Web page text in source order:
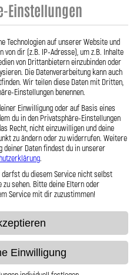
Anzeigen
Einstellungen
Technologien auf unserer Website und
von dir (z.B. IP-Adresse), um z.B. Inhalte
von Drittanbietern einzubinden oder
Die Datenverarbeitung kann auch
Wir teilen diese Daten mit Dritten,
Einstellungen benennen.
Einwilligung oder auf Basis eines
du in den Privatsphäre-Einstellungen
Recht, nicht einzuwilligen und deine
zu ändern oder zu widerrufen. Weitere
deiner Daten findest du in unserer
.
darfst du diesem Service nicht selbst
sehen. Bitte deine Eltern oder
Service mit dir zuzustimmen!
Einwilligung